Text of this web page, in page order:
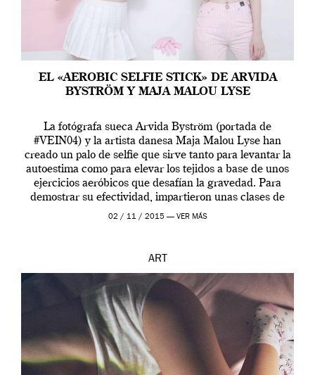
EL «AEROBIC SELFIE STICK» DE ARVIDA
BYSTRÖM Y MAJA MALOU LYSE
La fotógrafa sueca Arvida Byström (portada de
#VEIN04) y la artista danesa Maja Malou Lyse han
creado un palo de selfie que sirve tanto para levantar la
autoestima como para elevar los tejidos a base de unos
ejercicios aeróbicos que desafían la gravedad. Para
demostrar su efectividad, impartieron unas clases de
prueba en el Tate […]
02 / 11 / 2015 — VER MÁS
ART